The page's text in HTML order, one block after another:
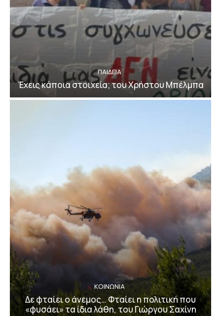
ΠΑΙΔΕΙΑ
Έχεις κάποια στοιχεία; του Χρήστου Μπέλμπα
ΚΟΙΝΩΝΙΑ
Δε φταίει ο άνεμος… Φταίει η πολιτική που
«φυσάει» τα ίδια λάθη, του Γιώργου Σαχίνη